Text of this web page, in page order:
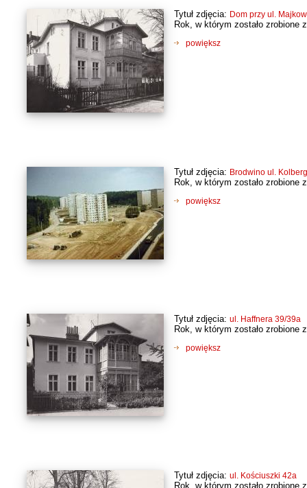
Tytuł zdjęcia: Dom przy ul.
Rok, w którym zostało zrobione
powiększ
Tytuł zdjęcia: Brodwino ul.
Rok, w którym zostało zrobione
powiększ
Tytuł zdjęcia: ul. Haffnera 39/39a
Rok, w którym zostało zrobione
powiększ
Tytuł zdjęcia: ul. Kościuszki 42a
Rok, w którym zostało zrobione